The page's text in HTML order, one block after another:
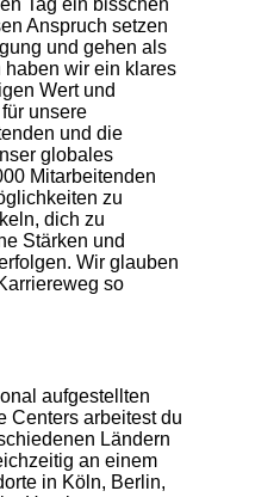
Tag ein bisschen
Anspruch setzen
und gehen als
haben wir ein klares
Wert und
unsere
und die
globales
Mitarbeitenden
zu
dich zu
Stärken und
Wir glauben
so
aufgestellten
Centers arbeitest du
Ländern
an einem
in Köln, Berlin,